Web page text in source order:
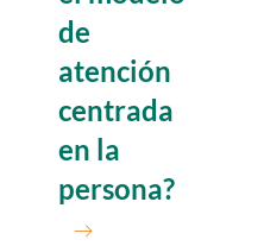
de
atención
centrada
en la
persona?